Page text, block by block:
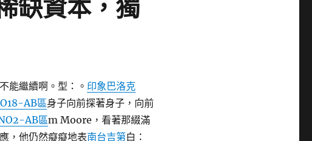
缺資本，獨
能繼續啊。型：。 印象巴洛克
AB區身子向前探著身子，向前
AB區m Moore，看著那綴滿
，他仍然癡癡地表南台吉第白：